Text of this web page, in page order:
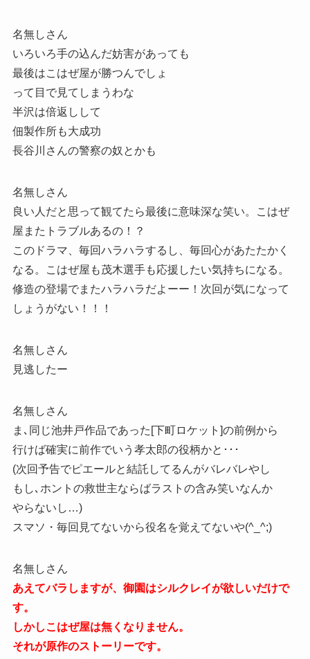
名無しさん
いろいろ手の込んだ妨害があっても
最後はこはぜ屋が勝つんでしょ
って目で見てしまうわな
半沢は倍返しして
佃製作所も大成功
長谷川さんの警察の奴とかも
名無しさん
良い人だと思って観てたら最後に意味深な笑い。こはぜ
屋またトラブルあるの！？
このドラマ、毎回ハラハラするし、毎回心があたたかく
なる。こはぜ屋も茂木選手も応援したい気持ちになる。
修造の登場でまたハラハラだよーー！次回が気になって
しょうがない！！！
名無しさん
見逃したー
名無しさん
ま､同じ池井戸作品であった[下町ロケット]の前例から
行けば確実に前作でいう孝太郎の役柄かと･･･
(次回予告でピエールと結託してるんがバレバレやし
もし､ホントの救世主ならばラストの含み笑いなんか
やらないし…)
スマソ・毎回見てないから役名を覚えてないや(^_^;)
名無しさん
あえてバラしますが、御園はシルクレイが欲しいだけで
す。
しかしこはぜ屋は無くなりません。
それが原作のストーリーです。